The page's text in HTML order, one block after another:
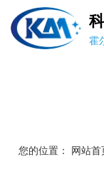
霍
您的位置： 网站首